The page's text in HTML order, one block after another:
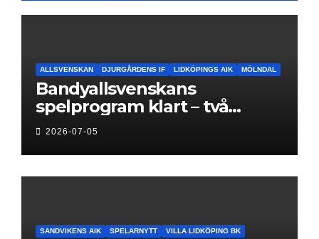
ALLSVENSKAN DJURGÅRDENS IF LIDKÖPINGS AIK MÖLNDAL
Bandyallsvenskans
spelprogram klart – två
föreningar jagar sin
elitseriesäsong
2026-07-05
SANDVIKENS AIK SPELARNYTT VILLA LIDKÖPING BK